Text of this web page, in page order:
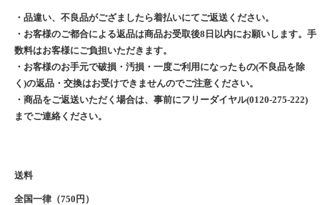
・品違い、不良品がござましたら着払いにてご返送ください。
・お客様のご都合による返品は商品お受取後8日以内にお願いします。手
数料はお客様にご負担いただきます。
・お客様のお手元で破損・汚損・一度ご利用になったもの(不良品を除
く)の返品・交換はお受けできませんのでご注意ください。
・商品をご返送いただく場合は、事前にフリーダイヤル(0120-275-222)
までご連絡ください。
送料
全国一律（750円）